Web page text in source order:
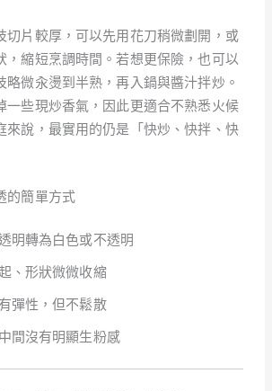
切片較厚，可以先用花刀稍微劃開，或
，縮短烹調時間。若想更保險，也可以
略微汆燙到半熟，再入鍋與醬汁拌炒。
一些現炒香氣，因此更適合不熟悉火候
來說，最實用的仍是「快炒、快拌、快
的簡單方式
明轉為白色或不透明
、形狀微微收縮
彈性，但不鬆散
間沒有明顯生粉感